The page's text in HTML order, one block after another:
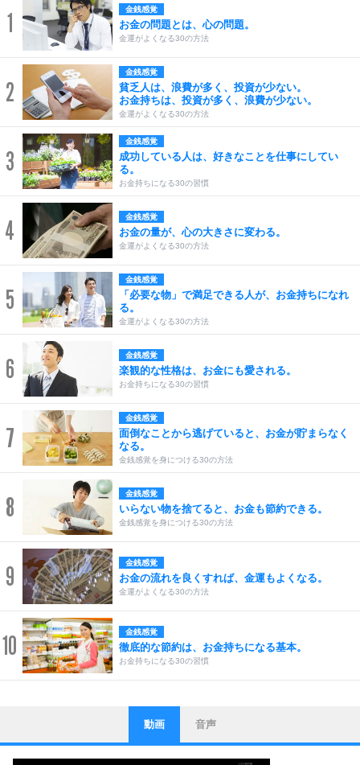
1 金銭感覚
お金の問題とは、心の問題。
金運がよくなる30の方法
2
金銭感覚
貧乏人は、浪費が多く、投資が少ない。
お金持ちは、投資が多く、浪費が少ない。
金運がよくなる30の方法
3
金銭感覚
成功している人は、好きなことを仕事にしてい
る。
お金持ちになる30の習慣
4 金銭感覚
お金の量が、心の大きさに変わる。
金運がよくなる30の方法
5
金銭感覚
「必要な物」で満足できる人が、お金持ちになれ
る。
金運がよくなる30の方法
6 金銭感覚
楽観的な性格は、お金にも愛される。
お金持ちになる30の習慣
7
金銭感覚
面倒なことから逃げていると、お金が貯まらなく
なる。
金銭感覚を身につける30の方法
8 金銭感覚
いらない物を捨てると、お金も節約できる。
金銭感覚を身につける30の方法
9 金銭感覚
お金の流れを良くすれば、金運もよくなる。
金運がよくなる30の方法
10 金銭感覚
徹底的な節約は、お金持ちになる基本。
お金持ちになる30の習慣
1
ストレス対策
他人と比べない。
いっそのこと、他人を見ない。
動画 音声